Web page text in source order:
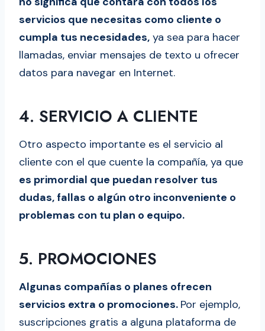
servicios que necesitas como cliente o
cumpla tus necesidades, ya sea para hacer
llamadas, enviar mensajes de texto u ofrecer
datos para navegar en Internet.
4. SERVICIO A CLIENTE
Otro aspecto importante es el servicio al
cliente con el que cuente la compañía, ya que
es primordial que puedan resolver tus
dudas, fallas o algún otro inconveniente o
problemas con tu plan o equipo.
5. PROMOCIONES
Algunas compañías o planes ofrecen
servicios extra o promociones. Por ejemplo,
suscripciones gratis a alguna plataforma de